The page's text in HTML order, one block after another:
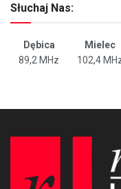
Słuchaj Nas:
Dębica Mielec
89,2 MHz
102,4